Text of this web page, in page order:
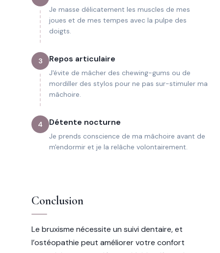
Je masse délicatement les muscles de mes
joues et de mes tempes avec la pulpe des
doigts.
3 Repos articulaire
J'évite de mâcher des chewing-gums ou de
mordiller des stylos pour ne pas sur-stimuler ma
mâchoire.
4 Détente nocturne
Je prends conscience de ma mâchoire avant de
m'endormir et je la relâche volontairement.
Conclusion
Le bruxisme nécessite un suivi dentaire, et
l’ostéopathie peut améliorer votre confort